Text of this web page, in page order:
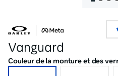
Vanguard
Couleur de la monture et des